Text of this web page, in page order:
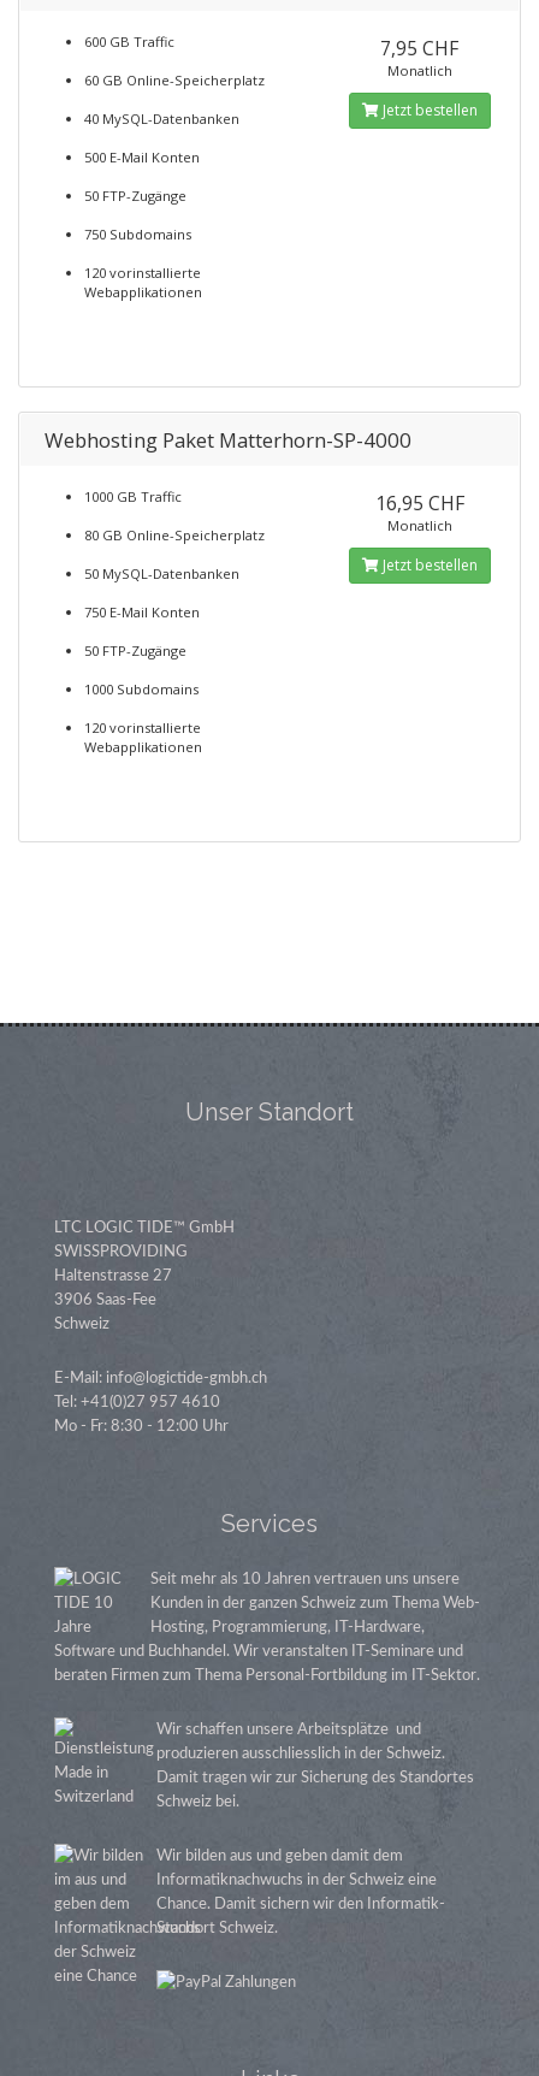
600 GB Traffic
60 GB Online-Speicherplatz
40 MySQL-Datenbanken
500 E-Mail Konten
50 FTP-Zugänge
750 Subdomains
120 vorinstallierte
Webapplikationen
7,95 CHF
Monatlich
Jetzt bestellen
Webhosting Paket Matterhorn-SP-4000
1000 GB Traffic
80 GB Online-Speicherplatz
50 MySQL-Datenbanken
750 E-Mail Konten
50 FTP-Zugänge
1000 Subdomains
120 vorinstallierte
Webapplikationen
16,95 CHF
Monatlich
Jetzt bestellen
Unser Standort
LTC LOGIC TIDE™ GmbH
SWISSPROVIDING
Haltenstrasse 27
3906 Saas-Fee
Schweiz
E-Mail: info@logictide-gmbh.ch
Tel: +41(0)27 957 4610
Mo - Fr: 8:30 - 12:00 Uhr
Services
Seit mehr als 10 Jahren vertrauen uns unsere
Kunden in der ganzen Schweiz zum Thema Web-
Hosting, Programmierung, IT-Hardware,
Software und Buchhandel. Wir veranstalten IT-Seminare und
beraten Firmen zum Thema Personal-Fortbildung im IT-Sektor.
Wir schaffen unsere Arbeitsplätze und
produzieren ausschliesslich in der Schweiz.
Damit tragen wir zur Sicherung des Standortes
Schweiz bei.
Wir bilden aus und geben damit dem
Informatiknachwuchs in der Schweiz eine
Chance. Damit sichern wir den Informatik-
Standort Schweiz.